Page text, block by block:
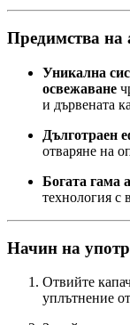
Предимства на
Уникална
освежаване
и дървената
Дълготраен
отваряне на
Богата гама
технология с
Начин на
Отвийте
уплътнение